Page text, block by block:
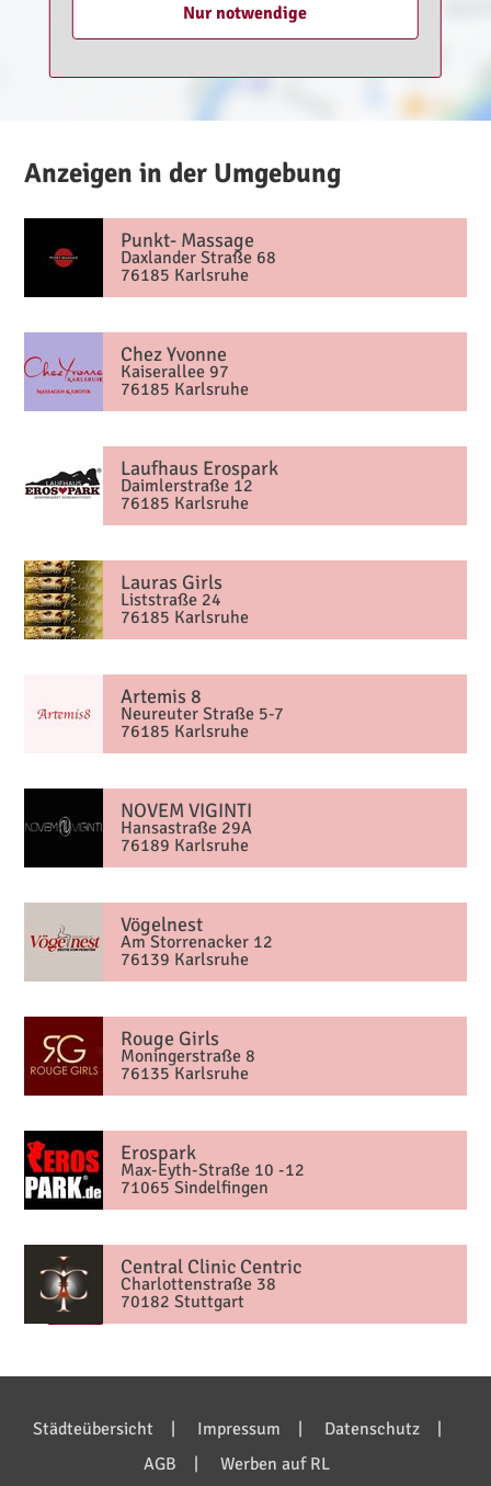
Nur notwendige
Bilder anzeigen (7)
Anzeigen in der Umgebung
Punkt- Massage
Daxlander Straße 68
76185 Karlsruhe
Chez Yvonne
Kaiserallee 97
76185 Karlsruhe
Laufhaus Erospark
Daimlerstraße 12
76185 Karlsruhe
Lauras Girls
Liststraße 24
76185 Karlsruhe
Artemis 8
Neureuter Straße 5-7
76185 Karlsruhe
NOVEM VIGINTI
Hansastraße 29A
76189 Karlsruhe
Vögelnest
Am Storrenacker 12
76139 Karlsruhe
Rouge Girls
Moningerstraße 8
76135 Karlsruhe
Erospark
Max-Eyth-Straße 10 -12
71065 Sindelfingen
Central Clinic Centric
Charlottenstraße 38
70182 Stuttgart
Städteübersicht Impressum
Datenschutz
AGB
Werben auf RL